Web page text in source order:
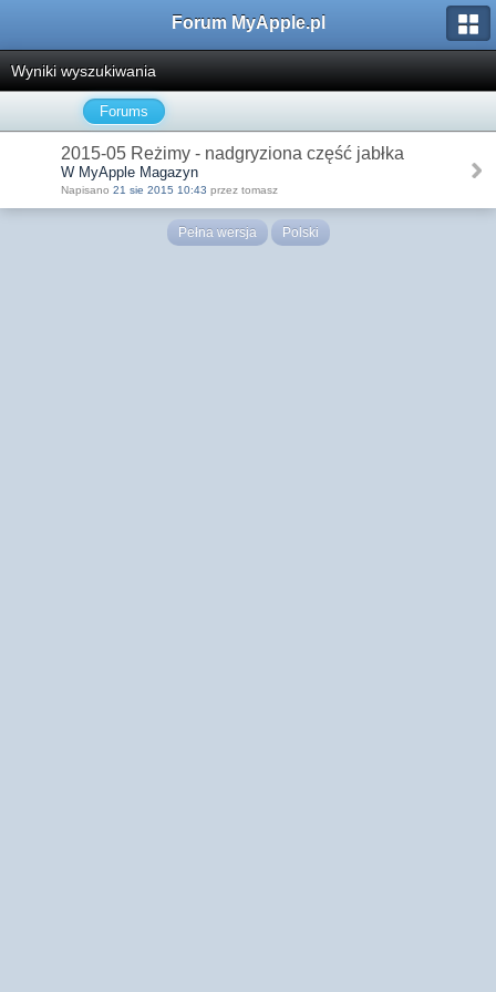
Forum MyApple.pl
Wyniki wyszukiwania
Forums
2015-05 Reżimy - nadgryziona część jabłka
W MyApple Magazyn
Napisano 21 sie 2015 10:43 przez tomasz
Pełna wersja Polski